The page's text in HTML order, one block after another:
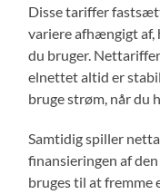
Disse tariffer
variere afhængigt af,
du bruger.
elnettet altid er
bruge strøm, når du
Samtidig spiller
finansieringen af
bruges til at fremme